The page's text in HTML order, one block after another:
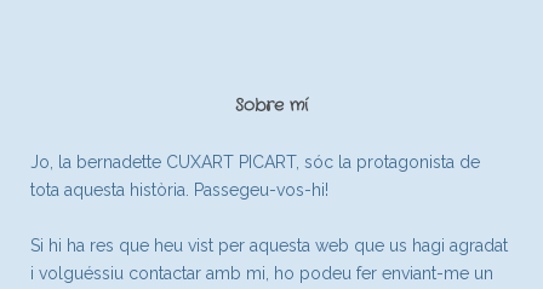
Sobre mí
Jo, la bernadette CUXART PICART, sóc la protagonista de
tota aquesta història. Passegeu-vos-hi!
Si hi ha res que heu vist per aquesta web que us hagi agradat
i volguéssiu contactar amb mi, ho podeu fer enviant-me un